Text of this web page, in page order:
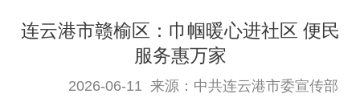
江苏要闻
公示公告
连云港市赣榆区：巾帼暖心进社区 便民
服务惠万家
2026-06-11 来源：中共连云港市委宣传部